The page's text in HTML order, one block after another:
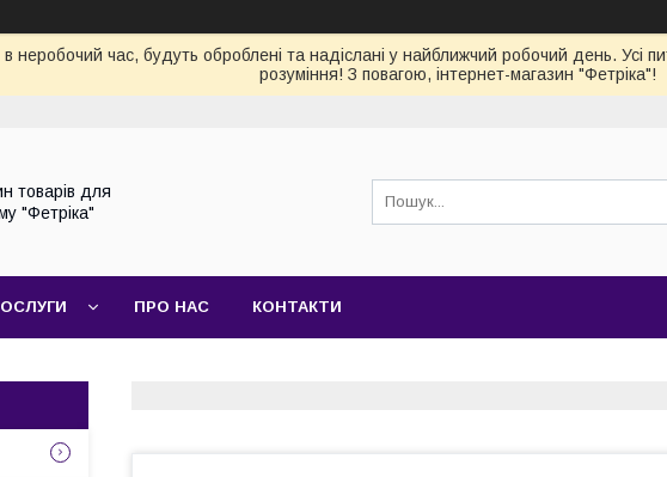
неробочий час, будуть оброблені та надіслані у найближчий робочий день.
розуміння! З повагою, інтернет-магазин "Фетріка"!
товарів для
"Фетріка"
ПРО НАС КОНТАКТИ